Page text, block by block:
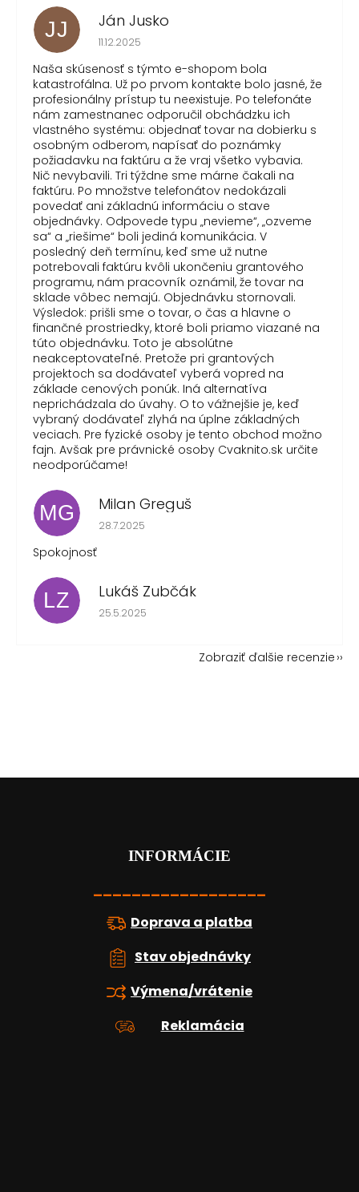
JJ Ján Jusko
Hodnotenie obchodu je 1 z 5 hviezdičiek.
11.12.2025
Naša skúsenosť s týmto e-shopom bola
katastrofálna. Už po prvom kontakte bolo jasné, že
profesionálny prístup tu neexistuje. Po telefonáte
nám zamestnanec odporučil obchádzku ich
vlastného systému: objednať tovar na dobierku s
osobným odberom, napísať do poznámky
požiadavku na faktúru a že vraj všetko vybavia.
Nič nevybavili. Tri týždne sme márne čakali na
faktúru. Po množstve telefonátov nedokázali
povedať ani základnú informáciu o stave
objednávky. Odpovede typu „nevieme“, „ozveme
sa“ a „riešime“ boli jediná komunikácia. V
posledný deň termínu, keď sme už nutne
potrebovali faktúru kvôli ukončeniu grantového
programu, nám pracovník oznámil, že tovar na
sklade vôbec nemajú. Objednávku stornovali.
Výsledok: prišli sme o tovar, o čas a hlavne o
finančné prostriedky, ktoré boli priamo viazané na
túto objednávku. Toto je absolútne
neakceptovateľné. Pretože pri grantových
projektoch sa dodávateľ vyberá vopred na
základe cenových ponúk. Iná alternatíva
neprichádzala do úvahy. O to vážnejšie je, keď
vybraný dodávateľ zlyhá na úplne základných
veciach. Pre fyzické osoby je tento obchod možno
fajn. Avšak pre právnické osoby Cvaknito.sk určite
neodporúčame!
MG Milan Greguš
Hodnotenie obchodu je 5 z 5 hviezdičiek.
28.7.2025
Spokojnosť
LZ Lukáš Zubčák
Hodnotenie obchodu je 5 z 5 hviezdičiek.
25.5.2025
Zobraziť ďalšie recenzie
INFORMÁCIE
__________________
Doprava a platba
Stav objednávky
Výmena/vrátenie
Reklamácia